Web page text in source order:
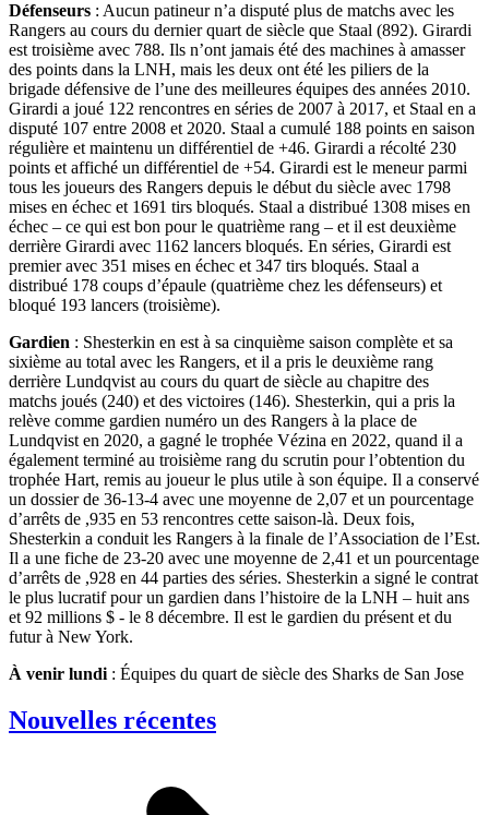
Défenseurs : Aucun patineur n’a disputé plus de matchs avec les
Rangers au cours du dernier quart de siècle que Staal (892). Girardi
est troisième avec 788. Ils n’ont jamais été des machines à amasser
des points dans la LNH, mais les deux ont été les piliers de la
brigade défensive de l’une des meilleures équipes des années 2010.
Girardi a joué 122 rencontres en séries de 2007 à 2017, et Staal en a
disputé 107 entre 2008 et 2020. Staal a cumulé 188 points en saison
régulière et maintenu un différentiel de +46. Girardi a récolté 230
points et affiché un différentiel de +54. Girardi est le meneur parmi
tous les joueurs des Rangers depuis le début du siècle avec 1798
mises en échec et 1691 tirs bloqués. Staal a distribué 1308 mises en
échec – ce qui est bon pour le quatrième rang – et il est deuxième
derrière Girardi avec 1162 lancers bloqués. En séries, Girardi est
premier avec 351 mises en échec et 347 tirs bloqués. Staal a
distribué 178 coups d’épaule (quatrième chez les défenseurs) et
bloqué 193 lancers (troisième).
Gardien : Shesterkin en est à sa cinquième saison complète et sa
sixième au total avec les Rangers, et il a pris le deuxième rang
derrière Lundqvist au cours du quart de siècle au chapitre des
matchs joués (240) et des victoires (146). Shesterkin, qui a pris la
relève comme gardien numéro un des Rangers à la place de
Lundqvist en 2020, a gagné le trophée Vézina en 2022, quand il a
également terminé au troisième rang du scrutin pour l’obtention du
trophée Hart, remis au joueur le plus utile à son équipe. Il a conservé
un dossier de 36-13-4 avec une moyenne de 2,07 et un pourcentage
d’arrêts de ,935 en 53 rencontres cette saison-là. Deux fois,
Shesterkin a conduit les Rangers à la finale de l’Association de l’Est.
Il a une fiche de 23-20 avec une moyenne de 2,41 et un pourcentage
d’arrêts de ,928 en 44 parties des séries. Shesterkin a signé le contrat
le plus lucratif pour un gardien dans l’histoire de la LNH – huit ans
et 92 millions $ - le 8 décembre. Il est le gardien du présent et du
futur à New York.
À venir lundi : Équipes du quart de siècle des Sharks de San Jose
Nouvelles récentes